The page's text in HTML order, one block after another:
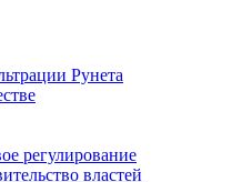
Рунета
регулирование
властей